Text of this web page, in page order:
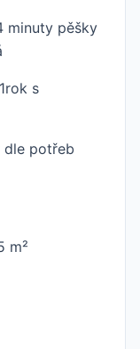
pěšky
s
potřeb
m²